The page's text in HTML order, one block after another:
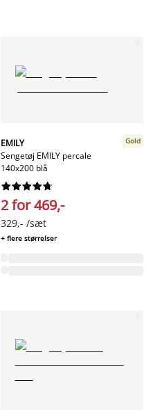
EMILY
Sengetøj EMILY percale
140x200 blå
Gold






2 for 469,-
329,- /sæt
+ flere størrelser